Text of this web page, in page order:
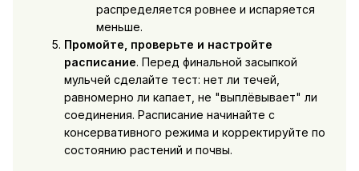
распределяется ровнее и испаряется
меньше.
Промойте, проверьте и настройте
расписание. Перед финальной засыпкой
мульчей сделайте тест: нет ли течей,
равномерно ли капает, не "выплёвывает" ли
соединения. Расписание начинайте с
консервативного режима и корректируйте по
состоянию растений и почвы.